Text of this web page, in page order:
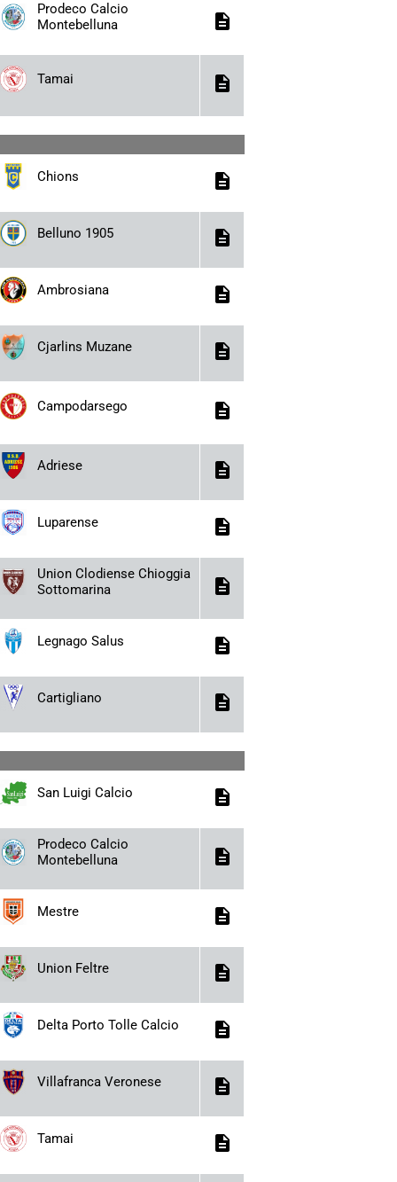
Prodeco Calcio
Montebelluna
description
Tamai description
Chions description
Belluno 1905 description
Ambrosiana description
Cjarlins Muzane description
Campodarsego description
Adriese description
Luparense description
Union Clodiense Chioggia
Sottomarina
description
Legnago Salus description
Cartigliano description
San Luigi Calcio description
Prodeco Calcio
Montebelluna
description
Mestre description
Union Feltre description
Delta Porto Tolle Calcio description
Villafranca Veronese description
Tamai description